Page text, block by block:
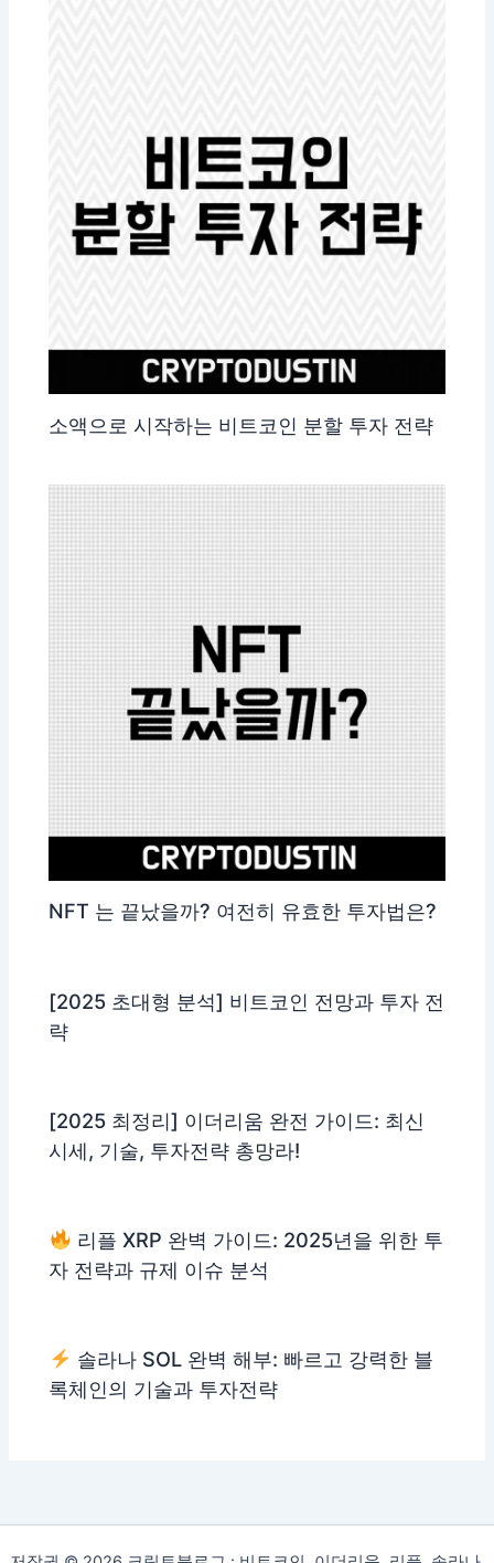
소액으로 시작하는 비트코인 분할 투자 전략
NFT 는 끝났을까? 여전히 유효한 투자법은?
[2025 초대형 분석] 비트코인 전망과 투자 전
략
[2025 최정리] 이더리움 완전 가이드: 최신
시세, 기술, 투자전략 총망라!
리플 XRP 완벽 가이드: 2025년을 위한 투
자 전략과 규제 이슈 분석
솔라나 SOL 완벽 해부: 빠르고 강력한 블
록체인의 기술과 투자전략